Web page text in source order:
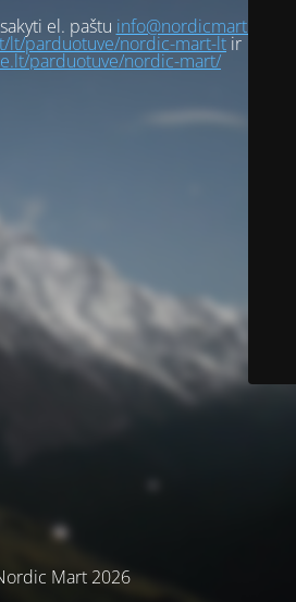
el. paštu info@nordicmart.com
lt/parduotuve/nordic-mart-ltir
parduotuve/nordic-mart/
Mart 2026